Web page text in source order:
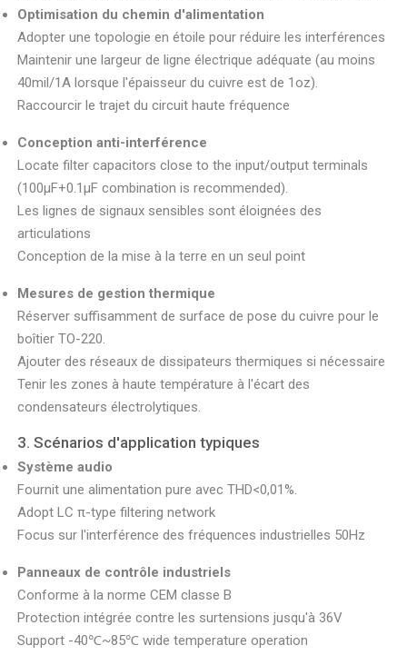
Optimisation du chemin d'alimentation
Adopter une topologie en étoile pour réduire les interférences
Maintenir une largeur de ligne électrique adéquate (au moins
40mil/1A lorsque l'épaisseur du cuivre est de 1oz).
Raccourcir le trajet du circuit haute fréquence
Conception anti-interférence
Locate filter capacitors close to the input/output terminals
(100μF+0.1μF combination is recommended).
Les lignes de signaux sensibles sont éloignées des
articulations
Conception de la mise à la terre en un seul point
Mesures de gestion thermique
Réserver suffisamment de surface de pose du cuivre pour le
boîtier TO-220.
Ajouter des réseaux de dissipateurs thermiques si nécessaire
Tenir les zones à haute température à l'écart des
condensateurs électrolytiques.
3. Scénarios d'application typiques
Système audio
Fournit une alimentation pure avec THD<0,01%.
Adopt LC π-type filtering network
Focus sur l'interférence des fréquences industrielles 50Hz
Panneaux de contrôle industriels
Conforme à la norme CEM classe B
Protection intégrée contre les surtensions jusqu'à 36V
Support -40℃~85℃ wide temperature operation